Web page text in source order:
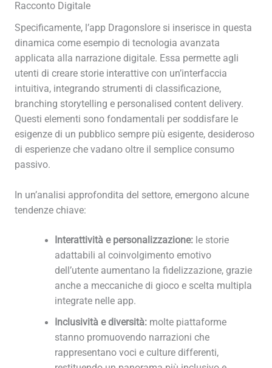
Racconto Digitale
Specificamente, l’app Dragonslore si inserisce in questa
dinamica come esempio di tecnologia avanzata
applicata alla narrazione digitale. Essa permette agli
utenti di creare storie interattive con un’interfaccia
intuitiva, integrando strumenti di classificazione,
branching storytelling e personalised content delivery.
Questi elementi sono fondamentali per soddisfare le
esigenze di un pubblico sempre più esigente, desideroso
di esperienze che vadano oltre il semplice consumo
passivo.
In un’analisi approfondita del settore, emergono alcune
tendenze chiave:
Interattività e personalizzazione: le storie
adattabili al coinvolgimento emotivo
dell’utente aumentano la fidelizzazione, grazie
anche a meccaniche di gioco e scelta multipla
integrate nelle app.
Inclusività e diversità: molte piattaforme
stanno promuovendo narrazioni che
rappresentano voci e culture differenti,